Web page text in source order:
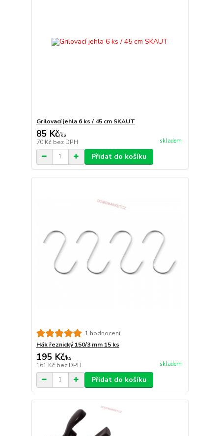
Grilovací jehla 6 ks / 45 cm SKAUT
85 Kč/ks
70 Kč bez DPH skladem
Přidat do košíku
1 hodnocení
Hák řeznický 150/3 mm 15 ks
195 Kč/ks
161 Kč bez DPH skladem
Přidat do košíku